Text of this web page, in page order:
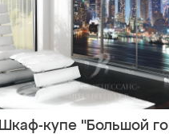
Шкаф-купе "Большой